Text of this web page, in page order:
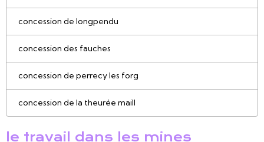
concession de longpendu
concession des fauches
concession de perrecy les forg
concession de la theurée maill
le travail dans les mines